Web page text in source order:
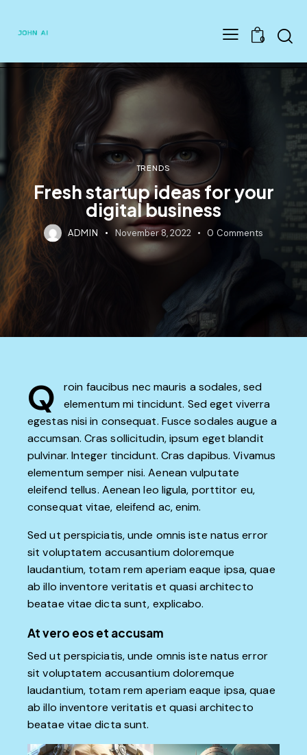
0
TRENDS
Fresh startup ideas for your
digital business
ADMIN November 8, 2022 0 Comments
Q
roin faucibus nec mauris a sodales, sed
elementum mi tincidunt. Sed eget viverra
egestas nisi in consequat. Fusce sodales augue a
accumsan. Cras sollicitudin, ipsum eget blandit
pulvinar. Integer tincidunt. Cras dapibus. Vivamus
elementum semper nisi. Aenean vulputate
eleifend tellus. Aenean leo ligula, porttitor eu,
consequat vitae, eleifend ac, enim.
Sed ut perspiciatis, unde omnis iste natus error
sit voluptatem accusantium doloremque
laudantium, totam rem aperiam eaque ipsa, quae
ab illo inventore veritatis et quasi architecto
beatae vitae dicta sunt, explicabo.
At vero eos et accusam
Sed ut perspiciatis, unde omnis iste natus error
sit voluptatem accusantium doloremque
laudantium, totam rem aperiam eaque ipsa, quae
ab illo inventore veritatis et quasi architecto
beatae vitae dicta sunt.